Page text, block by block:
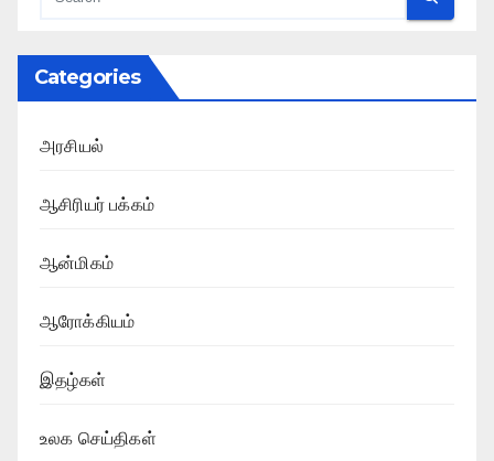
Categories
அரசியல்
ஆசிரியர் பக்கம்
ஆன்மிகம்
ஆரோக்கியம்
இதழ்கள்
உலக செய்திகள்